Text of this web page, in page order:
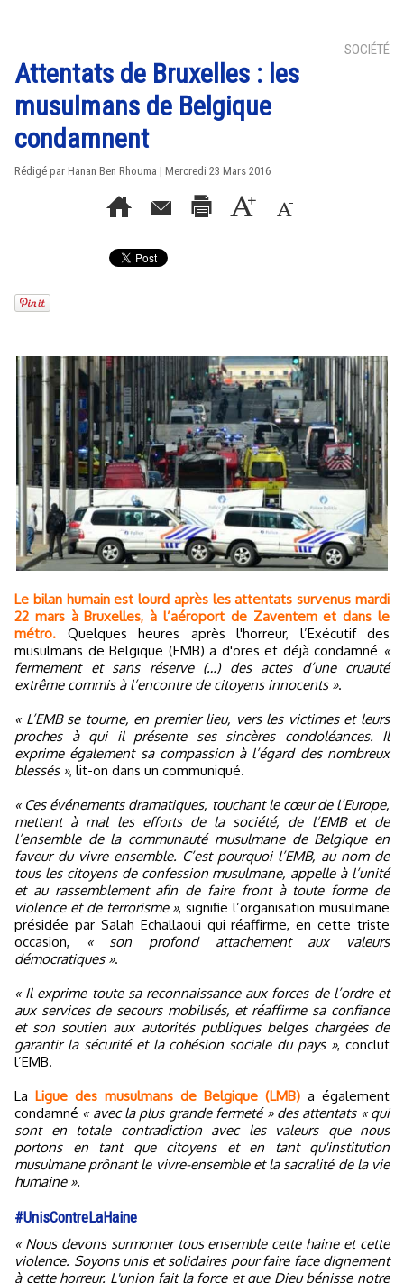
SOCIÉTÉ
Attentats de Bruxelles : les
musulmans de Belgique
condamnent
Rédigé par Hanan Ben Rhouma | Mercredi 23 Mars 2016
Le bilan humain est lourd après les attentats survenus mardi
22 mars à Bruxelles, à l’aéroport de Zaventem et dans le
métro. Quelques heures après l'horreur, l’Exécutif des
musulmans de Belgique (EMB) a d'ores et déjà condamné «
fermement et sans réserve (…) des actes d’une cruauté
extrême commis à l’encontre de citoyens innocents ».
« L’EMB se tourne, en premier lieu, vers les victimes et leurs
proches à qui il présente ses sincères condoléances. Il
exprime également sa compassion à l’égard des nombreux
blessés », lit-on dans un communiqué.
« Ces événements dramatiques, touchant le cœur de l’Europe,
mettent à mal les efforts de la société, de l’EMB et de
l’ensemble de la communauté musulmane de Belgique en
faveur du vivre ensemble. C’est pourquoi l’EMB, au nom de
tous les citoyens de confession musulmane, appelle à l’unité
et au rassemblement afin de faire front à toute forme de
violence et de terrorisme », signifie l’organisation musulmane
présidée par Salah Echallaoui qui réaffirme, en cette triste
occasion,
« son profond attachement aux valeurs
démocratiques ».
« Il exprime toute sa reconnaissance aux forces de l’ordre et
aux services de secours mobilisés, et réaffirme sa confiance
et son soutien aux autorités publiques belges chargées de
garantir la sécurité et la cohésion sociale du pays », conclut
l’EMB.
La Ligue des musulmans de Belgique (LMB) a également
condamné « avec la plus grande fermeté » des attentats « qui
sont en totale contradiction avec les valeurs que nous
portons en tant que citoyens et en tant qu'institution
musulmane prônant le vivre-ensemble et la sacralité de la vie
humaine ».
#UnisContreLaHaine
« Nous devons surmonter tous ensemble cette haine et cette
violence. Soyons unis et solidaires pour faire face dignement
à cette horreur. L'union fait la force et que Dieu bénisse notre